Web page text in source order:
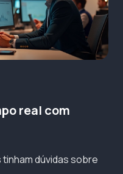
real com
dúvidas sobre